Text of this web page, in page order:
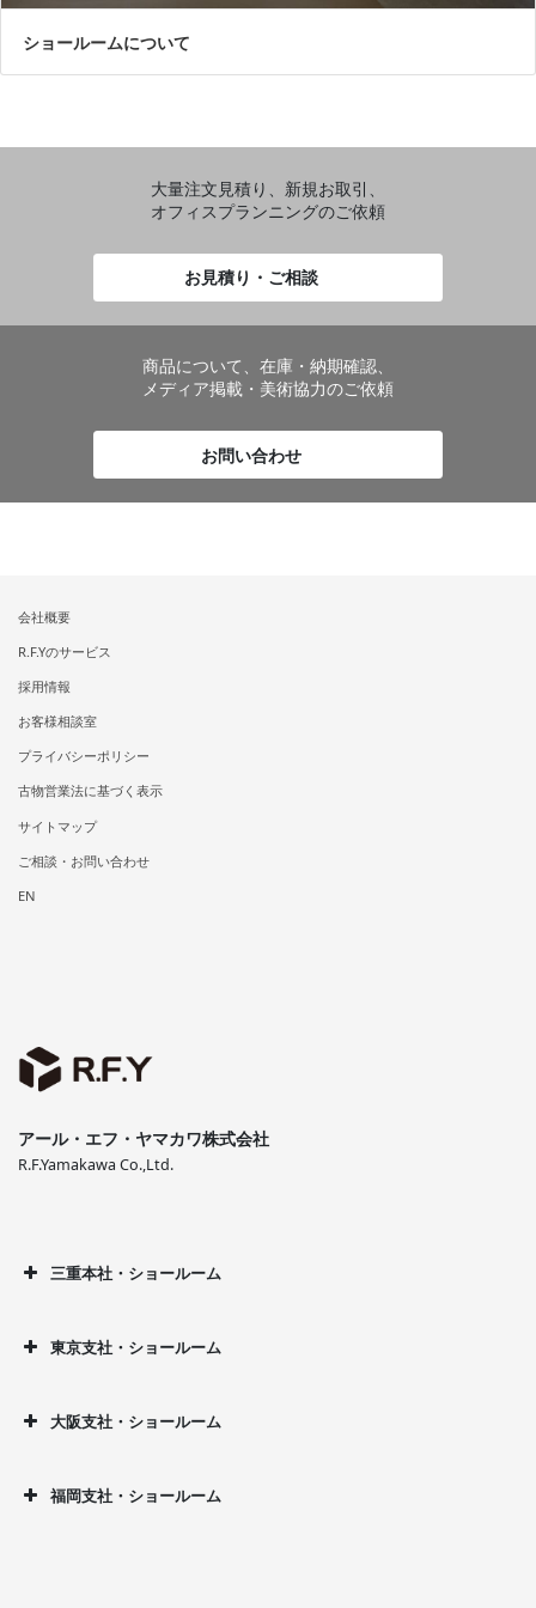
ショールームについて
大量注文見積り、新規お取引、
オフィスプランニングのご依頼
お見積り・ご相談
商品について、在庫・納期確認、
メディア掲載・美術協力のご依頼
お問い合わせ
会社概要
R.F.Yのサービス
採用情報
お客様相談室
プライバシーポリシー
古物営業法に基づく表示
サイトマップ
ご相談・お問い合わせ
EN
アール・エフ・ヤマカワ株式会社
R.F.Yamakawa Co.,Ltd.
三重本社・ショールーム
東京支社・ショールーム
大阪支社・ショールーム
福岡支社・ショールーム